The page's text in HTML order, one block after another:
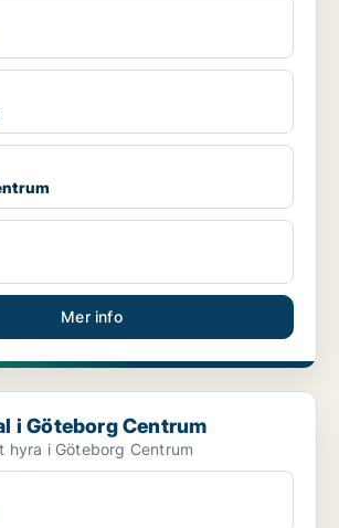
Mer info
Centrum
i Göteborg Centrum
hyra i Göteborg Centrum